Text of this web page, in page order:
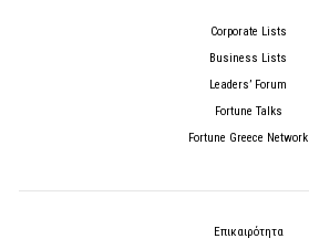
Corporate Lists
Business Lists
Leaders’ Forum
Fortune Talks
Fortune Greece Network
Επικαιρότητα